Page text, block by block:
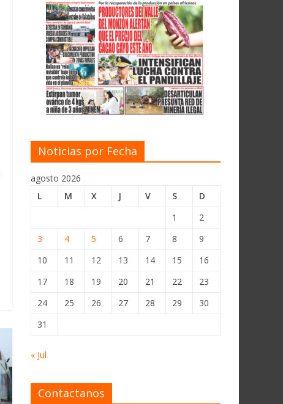
Noticias por Fecha
agosto 2026
L
M X J V S
D
1
2
3
4 5 6 7 8
9
10
11 12 13 14 15
16
17
18 19 20 21 22
23
24
25 26 27 28 29
30
31
« Jul
Contactanos